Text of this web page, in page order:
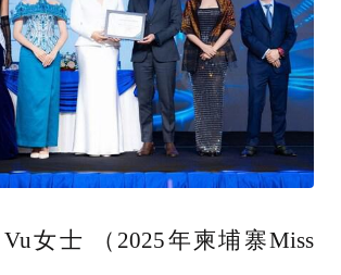
Vu女士 （2025年柬埔寨Miss